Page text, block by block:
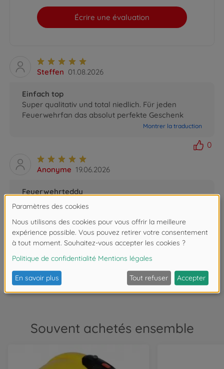
Steffen 01.08.2026
Einfach top
Super qualitativ und total niedlich. Für jeden
Feuerwehrfan das absolut perfekte Geschenk
Montrer la traduction
0
Anonyme 19.06.2026
Feuerwehrteddy
Hübcher kleiner Teddy , vielen Dank ! Schnelle
Montrer la traduction
Écrire une évaluation
FAQ
Souvent achetés ensemble